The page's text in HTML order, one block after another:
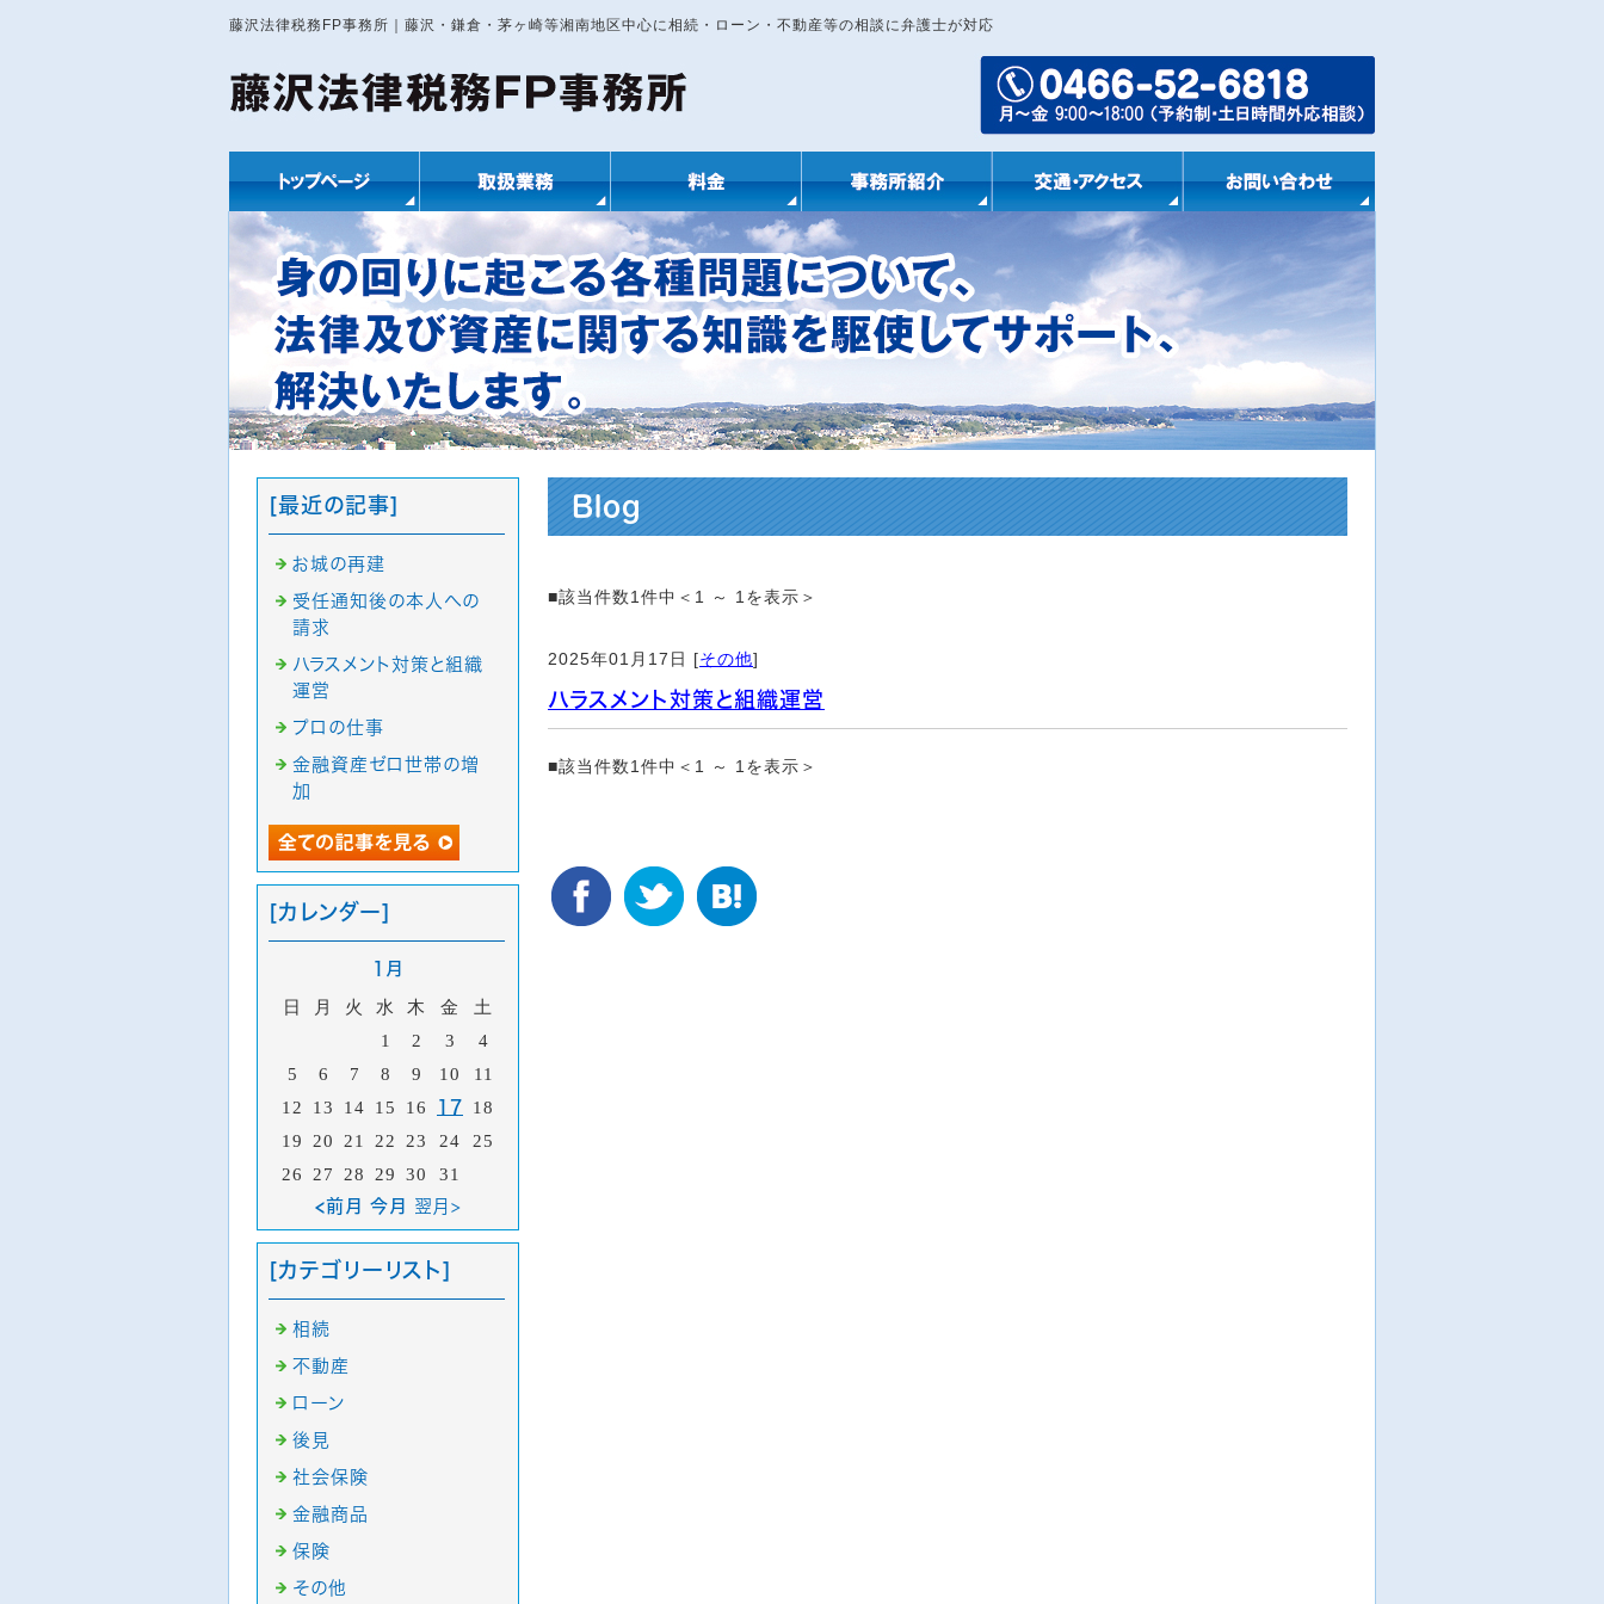
藤沢法律税務FP事務所｜藤沢・鎌倉・茅ヶ崎等湘南地区中心に相続・ローン・不動産等の相談に弁護士が対応
Blog
■該当件数1件中＜1 ～ 1を表示＞
2025年01月17日 [その他]
ハラスメント対策と組織運営
■該当件数1件中＜1 ～ 1を表示＞
[最近の記事]
お城の再建
受任通知後の本人への
請求
ハラスメント対策と組織
運営
プロの仕事
金融資産ゼロ世帯の増
加
[カレンダー]
1月
日 月 火 水 木 金
土
1
2 3
4
5
6 7 8 9 10
11
12
13 14 15 16 17
18
19
20 21 22 23 24
25
26
27 28 29 30 31
<前月 今月 翌月>
[カテゴリーリスト]
相続
不動産
ローン
後見
社会保険
金融商品
保険
その他